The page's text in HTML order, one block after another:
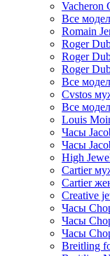
Vacheron
Все
Romain
Roger
Roger
Roger
Все
Cvstos
Все
Louis
Часы
Часы
High
Cartier
Cartier
Creative
Часы
Часы
Часы
Breitling